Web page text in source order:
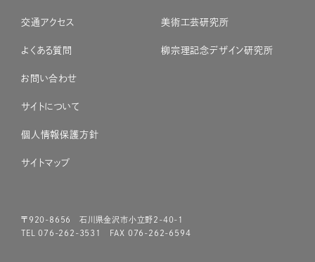
交通アクセス
よくある質問
お問い合わせ
サイトについて
個人情報保護方針
サイトマップ
美術工芸研究所
柳宗理記念デザイン研究所
〒920-8656 石川県金沢市小立野2-40-1
TEL 076-262-3531 FAX 076-262-6594